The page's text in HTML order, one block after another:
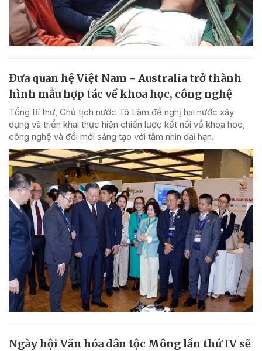
Đưa quan hệ Việt Nam - Australia trở thành
hình mẫu hợp tác về khoa học, công nghệ
Tổng Bí thư, Chủ tịch nước Tô Lâm đề nghị hai nước xây
dựng và triển khai thực hiện chiến lược kết nối về khoa học,
công nghệ và đổi mới sáng tạo với tầm nhìn dài hạn.
Ngày hội Văn hóa dân tộc Mông lần thứ IV sẽ